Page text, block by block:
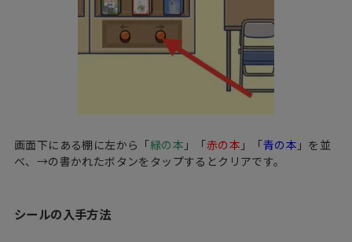
画面下にある棚に左から「緑の本 」「赤の本 」「青の本 」を並
べ、→の書かれたボタンをタップするとクリアです。
シールの入手方法